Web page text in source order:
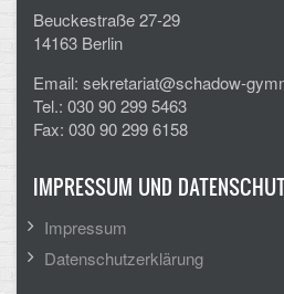
Ganztagsschule
Schulsozialarbeit
Berufsorientierung
Arbeitsgemeinschaften
Klima-Projekt
Beuckestraße 27-29
14163 Berlin
Email: sekretariat@schadow-
Tel.: 030 90 299 5463
Fax: 030 90 299 6158
IMPRESSUM UND
Impressum
Datenschutzerklärung